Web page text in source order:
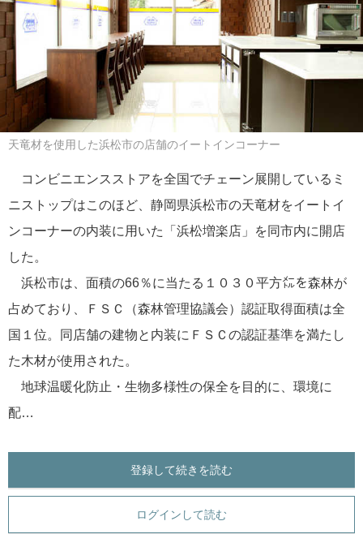
天竜材を使用した浜松市の店舗のイートインコーナー
コンビニエンスストアを全国でチェーン展開しているミ
ニストップはこのほど、静岡県浜松市の天竜材をイートイ
ンコーナーの内装に用いた「浜松増楽店」を同市内に開店
した。
浜松市は、面積の66％に当たる１０３０平方㍍を森林が
占めており、ＦＳＣ（森林管理協議会）認証取得面積は全
国１位。同店舗の建物と内装にＦＳＣの認証基準を満たし
た木材が使用された。
地球温暖化防止・生物多様性の保全を目的に、環境に
配…
登録して続きを読む
ログインして読む